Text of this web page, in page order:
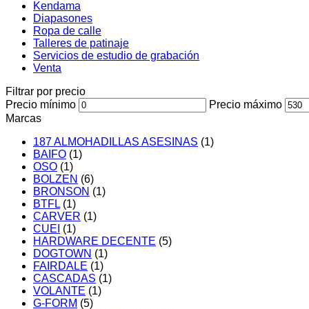
Kendama
Diapasones
Ropa de calle
Talleres de patinaje
Servicios de estudio de grabación
Venta
Filtrar por precio
Precio mínimo
Precio máximo
Marcas
187 ALMOHADILLAS ASESINAS (1)
BAIFO (1)
OSO (1)
BOLZEN (6)
BRONSON (1)
BTFL (1)
CARVER (1)
CUEI (1)
HARDWARE DECENTE (5)
DOGTOWN (1)
FAIRDALE (1)
CASCADAS (1)
VOLANTE (1)
G-FORM (5)